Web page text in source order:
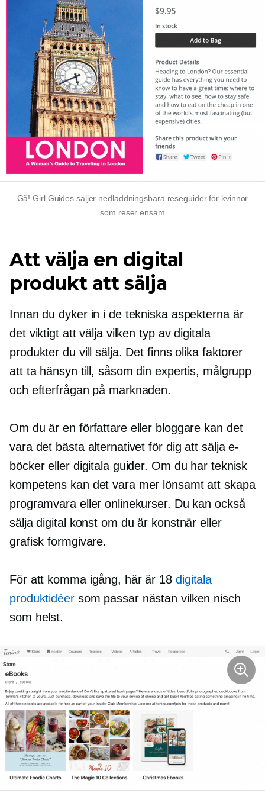
Gå! Girl Guides säljer nedladdningsbara reseguider för kvinnor
som reser ensam
Att välja en digital
produkt att sälja
Innan du dyker in i de tekniska aspekterna är
det viktigt att välja vilken typ av digitala
produkter du vill sälja. Det finns olika faktorer
att ta hänsyn till, såsom din expertis, målgrupp
och efterfrågan på marknaden.
Om du är en författare eller bloggare kan det
vara det bästa alternativet för dig att sälja e-
böcker eller digitala guider. Om du har teknisk
kompetens kan det vara mer lönsamt att skapa
programvara eller onlinekurser. Du kan också
sälja digital konst om du är konstnär eller
grafisk formgivare.
För att komma igång, här är 18 digitala
produktidéersom passar nästan vilken nisch
som helst.